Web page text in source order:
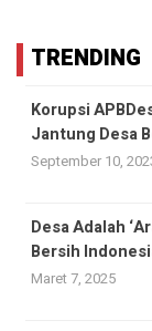
TRENDING
Korupsi
Jantung Desa
September 10,
Desa Adalah
Bersih
Maret 7, 2025